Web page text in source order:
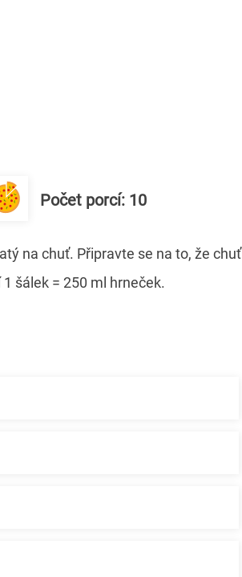
Počet porcí: 10
na chuť. Připravte se na to, že chuť
šálek = 250 ml hrneček.